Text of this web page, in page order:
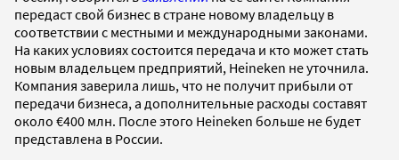
передаст свой бизнес в стране новому владельцу в
соответствии с местными и международными законами.
На каких условиях состоится передача и кто может стать
новым владельцем предприятий, Heineken не уточнила.
Компания заверила лишь, что не получит прибыли от
передачи бизнеса, а дополнительные расходы составят
около €400 млн. После этого Heineken больше не будет
представлена в России.